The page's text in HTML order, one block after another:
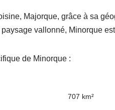
Majorque, grâce à sa
vallonné, Minorque
de Minorque :
707 km²